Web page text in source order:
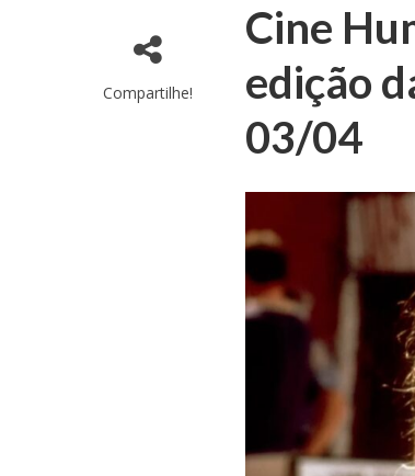
Compartilhe!
Cine
edição
03/04